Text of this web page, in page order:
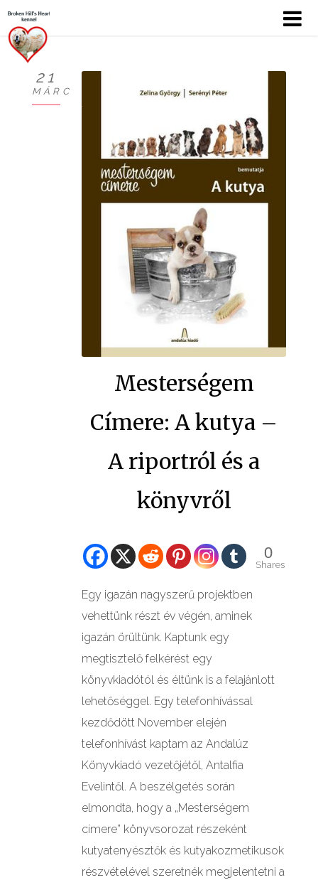
21
MÁRC
Mesterségem
Címere: A kutya –
A riportról és a
könyvről
0
Shares
Egy igazán nagyszerű projektben
vehettünk részt év végén, aminek
igazán örültünk. Kaptunk egy
megtisztelő felkérést egy
könyvkiadótól és éltünk is a felajánlott
lehetőséggel. Egy telefonhívással
kezdődött November elején
telefonhívást kaptam az Andalúz
Könyvkiadó vezetőjétől, Antalfia
Evelintől. A beszélgetés során
elmondta, hogy a „Mesterségem
címere” könyvsorozat részeként
kutyatenyésztők és kutyakozmetikusok
részvételével szeretnék megjelentetni a